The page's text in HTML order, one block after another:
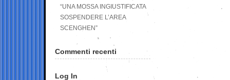
“UNA MOSSA INGIUSTIFICATA
SOSPENDERE L’AREA
SCENGHEN”
Commenti recenti
Log In